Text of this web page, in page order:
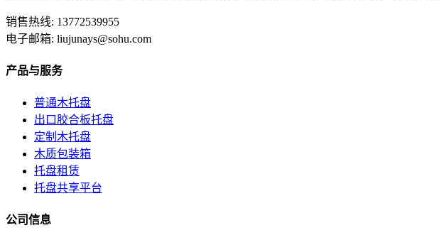
销售热线: 13772539955
电子邮箱: liujunays@sohu.com
产品与服务
普通木托盘
出口胶合板托盘
定制木托盘
木质包装箱
托盘租赁
托盘共享平台
公司信息